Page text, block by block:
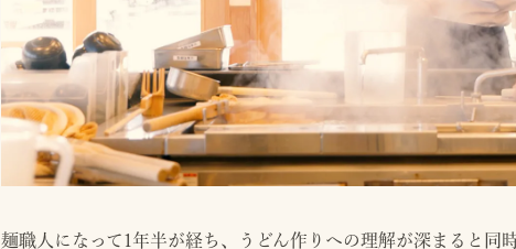
麺職人になって1年半が経ち、うどん作りへの理解が深まると同